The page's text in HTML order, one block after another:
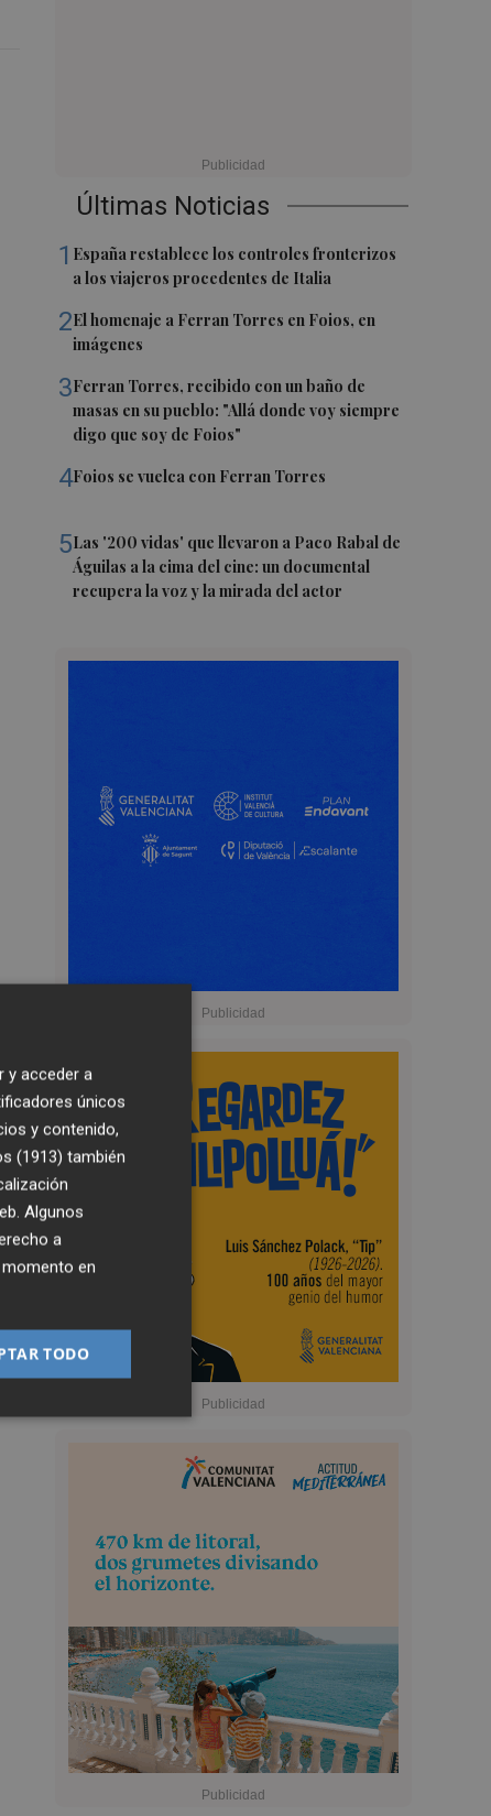
Últimas Noticias
1 España restablece los controles fronterizos
a los viajeros procedentes de Italia
2El homenaje a Ferran Torres en Foios, en
imágenes
3Ferran Torres, recibido con un baño de
masas en su pueblo: "Allá donde voy siempre
digo que soy de Foios"
4Foios se vuelca con Ferran Torres
5Las '200 vidas' que llevaron a Paco Rabal de
Águilas a la cima del cine: un documental
recupera la voz y la mirada del actor
y acceder a
únicos
y contenido,
(1913) también
Algunos
a
en
TODO